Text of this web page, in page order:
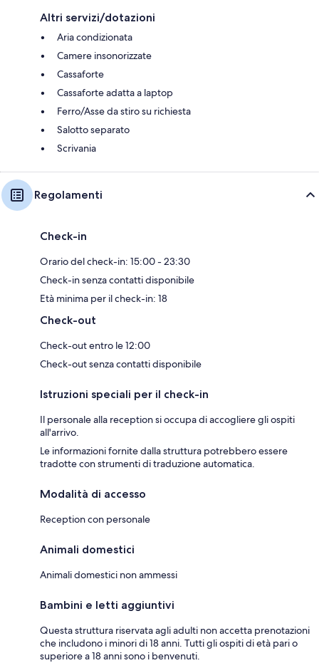
Altri servizi/dotazioni
Aria condizionata
Camere insonorizzate
Cassaforte
Cassaforte adatta a laptop
Ferro/Asse da stiro su richiesta
Salotto separato
Scrivania
Regolamenti
Check-in
Orario del check-in: 15:00 - 23:30
Check-in senza contatti disponibile
Età minima per il check-in: 18
Check-out
Check-out entro le 12:00
Check-out senza contatti disponibile
Istruzioni speciali per il check-in
Il personale alla reception si occupa di accogliere gli ospiti
all'arrivo.
Le informazioni fornite dalla struttura potrebbero essere
tradotte con strumenti di traduzione automatica.
Modalità di accesso
Reception con personale
Animali domestici
Animali domestici non ammessi
Bambini e letti aggiuntivi
Questa struttura riservata agli adulti non accetta prenotazioni
che includono i minori di 18 anni. Tutti gli ospiti di età pari o
superiore a 18 anni sono i benvenuti.